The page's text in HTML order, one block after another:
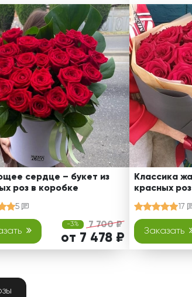
сердце – букет из
роз в коробке
5
-3% 7 700 ₽
от 7 478 ₽
Классика
красных роз
17
Заказать